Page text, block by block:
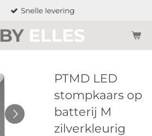
BY ELLES
Snelle levering
PTMD LED
stompkaars op
batterij M
zilverkleurig